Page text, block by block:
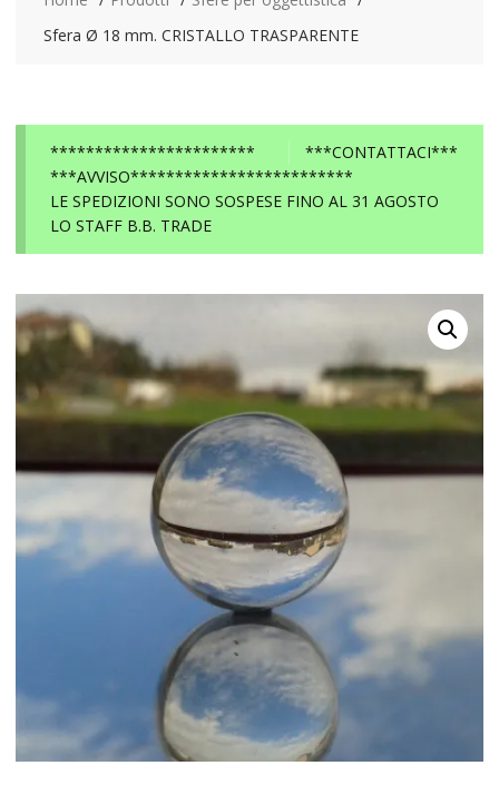
Sfera Ø 18 mm. CRISTALLO TRASPARENTE
***CONTATTACI***
***********************
***AVVISO*************************
LE SPEDIZIONI SONO SOSPESE FINO AL 31 AGOSTO
LO STAFF B.B. TRADE